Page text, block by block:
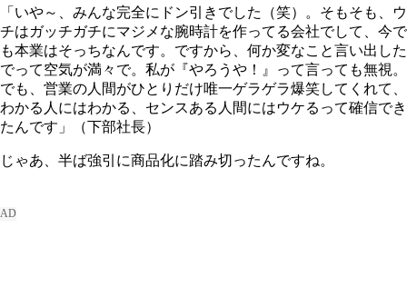
「いや～、みんな完全にドン引きでした（笑）。そもそも、ウ
チはガッチガチにマジメな腕時計を作ってる会社でして、今で
も本業はそっちなんです。ですから、何か変なこと言い出した
でって空気が満々で。私が『やろうや！』って言っても無視。
でも、営業の人間がひとりだけ唯一ゲラゲラ爆笑してくれて、
わかる人にはわかる、センスある人間にはウケるって確信でき
たんです」（下部社長）
じゃあ、半ば強引に商品化に踏み切ったんですね。